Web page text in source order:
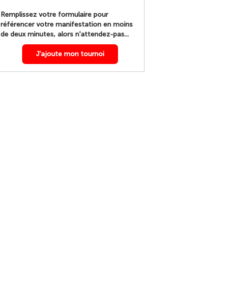
Remplissez votre formulaire pour
référencer votre manifestation en moins
de deux minutes, alors n'attendez-pas...
J'ajoute mon tournoi